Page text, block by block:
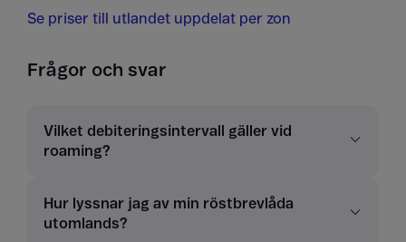
Se priser till utlandet uppdelat per zon
Frågor och svar
Vilket debiteringsintervall gäller vid
roaming?
Hur lyssnar jag av min röstbrevlåda
utomlands?